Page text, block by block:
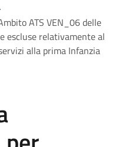
ATS VEN_06 delle
escluse relativamente al
alla prima Infanzia